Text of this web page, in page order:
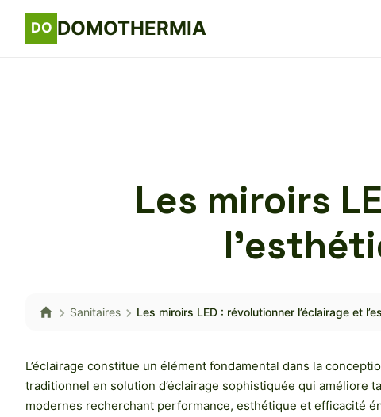
DOMOTHERMIA
Les miroirs
Sanitaires Les miroirs LED : révolutionner l’éclairage et
L’éclairage constitue un élément fondamental dans la
traditionnel en solution d’éclairage sophistiquée qui améliore
modernes recherchant performance, esthétique et efficacité